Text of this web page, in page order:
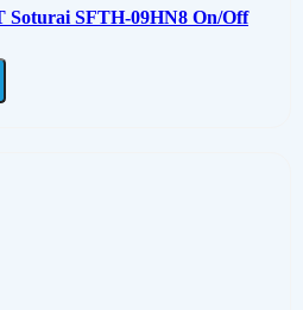
Soturai SFTH-09HN8 On/Off